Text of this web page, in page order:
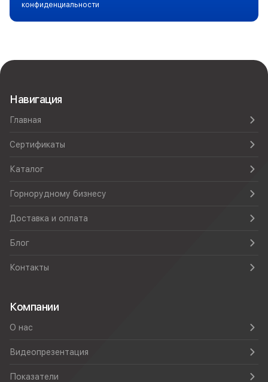
конфиденциальности
Навигация
Главная
Сертификаты
Каталог
Горнорудному бизнесу
Доставка и оплата
Блог
Контакты
Компании
О нас
Видеопрезентация
Показатели